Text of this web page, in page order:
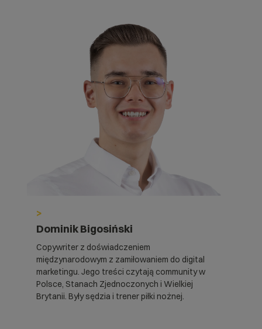
>
Dominik Bigosiński
Copywriter z doświadczeniem
międzynarodowym z zamiłowaniem do digital
marketingu. Jego treści czytają community w
Polsce, Stanach Zjednoczonych i Wielkiej
Brytanii. Były sędzia i trener piłki nożnej.